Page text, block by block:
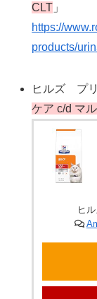
CLT 」
https://
products/
ヒルズ プリ
ケア c/d マ
ヒ